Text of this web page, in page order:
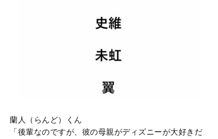
蘭人（らんど）くん
「後輩なのですが、彼の母親がディズニーが大好きだ